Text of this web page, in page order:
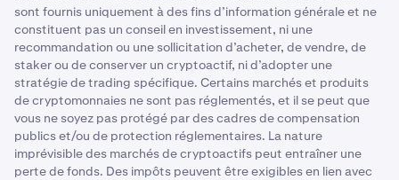
sont fournis uniquement à des fins d’information générale et ne
constituent pas un conseil en investissement, ni une
recommandation ou une sollicitation d’acheter, de vendre, de
staker ou de conserver un cryptoactif, ni d’adopter une
stratégie de trading spécifique. Certains marchés et produits
de cryptomonnaies ne sont pas réglementés, et il se peut que
vous ne soyez pas protégé par des cadres de compensation
publics et/ou de protection réglementaires. La nature
imprévisible des marchés de cryptoactifs peut entraîner une
perte de fonds. Des impôts peuvent être exigibles en lien avec